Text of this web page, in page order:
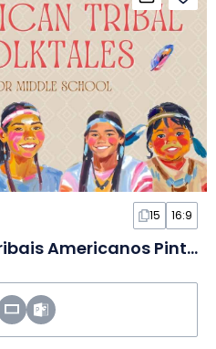
15 16:9
Contos Folclóricos Tribais Americanos Pintados em Slides